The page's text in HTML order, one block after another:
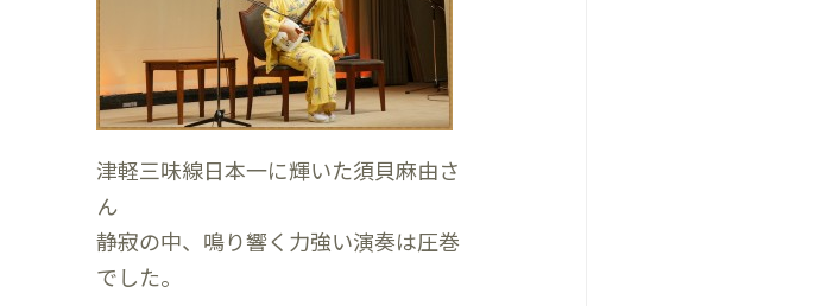
津軽三味線日本一に輝いた須貝麻由さ
ん
静寂の中、鳴り響く力強い演奏は圧巻
でした。